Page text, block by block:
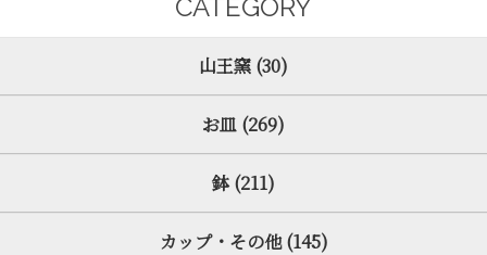
CATEGORY
山王窯 (30)
お皿 (269)
鉢 (211)
カップ・その他 (145)